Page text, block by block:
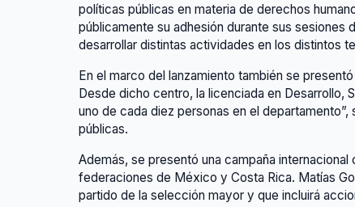
políticas públicas en materia de derechos
públicamente su adhesión durante sus
desarrollar distintas actividades en los distintos
En el marco del lanzamiento también se
Desde dicho centro, la licenciada en Desarrollo,
uno de cada diez personas en el
públicas.
Además, se presentó una campaña
federaciones de México y Costa Rica. Matías
partido de la selección mayor y que incluirá